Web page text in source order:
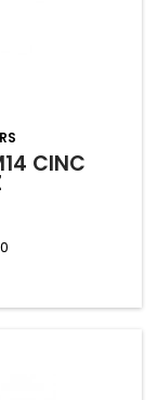
CINC
0